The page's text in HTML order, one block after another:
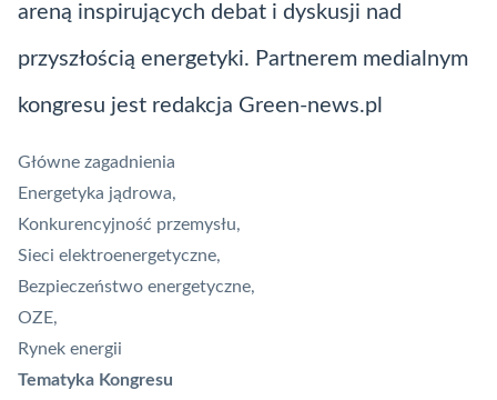
areną inspirujących debat i dyskusji nad
przyszłością energetyki. Partnerem medialnym
kongresu jest redakcja Green-news.pl
Główne zagadnienia
Energetyka jądrowa,
Konkurencyjność przemysłu,
Sieci elektroenergetyczne,
Bezpieczeństwo energetyczne,
OZE,
Rynek energii
Tematyka Kongresu